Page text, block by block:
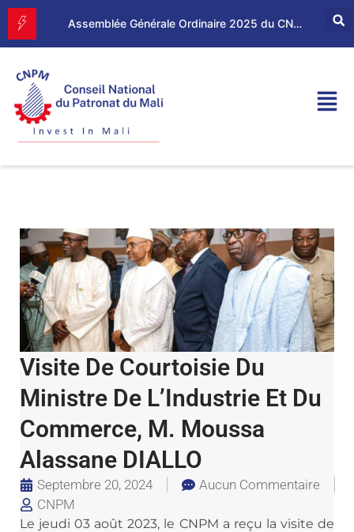
Assemblée Générale Ordinaire 2025 du CNPM
Visite De Courtoisie Du
Ministre De L’Industrie Et Du
Commerce, M. Moussa
Alassane DIALLO
Septembre 20, 2024
Aucun Commentaire
CNPM
Le jeudi 03 août 2023, le CNPM a reçu la visite de